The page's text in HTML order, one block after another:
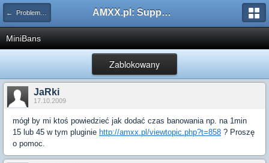
← Problemy z pluginami AMXX.pl: Support AMX Mod X i SourceMod
MiniBans
Zablokowany
JaRki
17.10.2009
mógł by mi ktoś powiedzieć jak dodać czas banowania np. na 1min
15 lub 45 w tym pluginie http://amxx.pl/viewtopic.php?t=858 ? Proszę
o pomoc.